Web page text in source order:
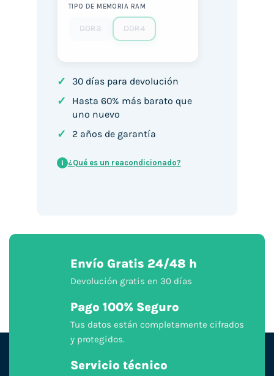
TIPO DE MEMORIA RAM
DDR3 DDR4
✓ 30 días para devolución
✓
Hasta 60% más barato que
uno nuevo
✓ 2 años de garantía
i ¿Qué es un reacondicionado?
Envío Gratis 24/48 h
Devolución gratis en 30 días
Pago 100% Seguro
Tus datos están completamente cifrados
y protegidos.
Servicio técnico